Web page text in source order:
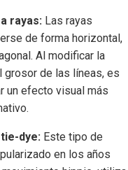
rayas: Las rayas
de forma horizontal,
Al modificar la
grosor de las líneas, es
un efecto visual más
dye: Este tipo de
en los años